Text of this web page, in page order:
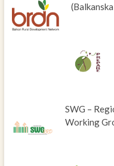
SWG –
Working